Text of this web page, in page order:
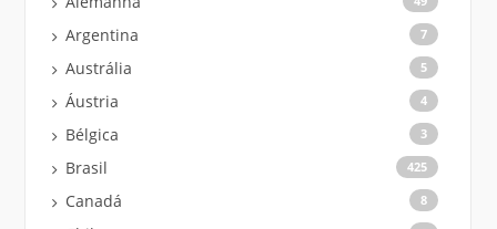
Argentina 7
Austrália 5
Áustria 4
Bélgica 3
Brasil 425
Canadá 8